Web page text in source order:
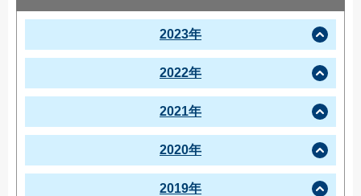
2023年
2022年
2021年
2020年
2019年